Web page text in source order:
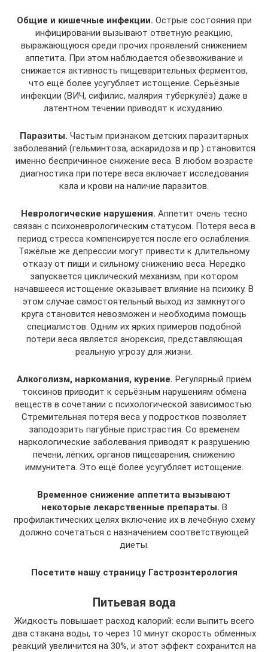
Общие и кишечные инфекции. Острые состояния при
инфицировании вызывают ответную реакцию,
выражающуюся среди прочих проявлений снижением
аппетита. При этом наблюдается обезвоживание и
снижается активность пищеварительных ферментов,
что ещё более усугубляет истощение. Серьёзные
инфекции (ВИЧ, сифилис, малярия туберкулёз) даже в
латентном течении приводят к исхуданию.
Паразиты. Частым признаком детских паразитарных
заболеваний (гельминтоза, аскаридоза и пр.) становится
именно беспричинное снижение веса. В любом возрасте
диагностика при потере веса включает исследования
кала и крови на наличие паразитов.
Неврологические нарушения. Аппетит очень тесно
связан с психоневрологическим статусом. Потеря веса в
период стресса компенсируется после его ослабления.
Тяжёлые же депрессии могут привести к длительному
отказу от пищи и сильному снижению веса. Нередко
запускается циклический механизм, при котором
начавшееся истощение оказывает влияние на психику. В
этом случае самостоятельный выход из замкнутого
круга становится невозможен и необходима помощь
специалистов. Одним их ярких примеров подобной
потери веса является анорексия, представляющая
реальную угрозу для жизни.
Алкоголизм, наркомания, курение. Регулярный приём
токсинов приводит к серьёзным нарушениям обмена
веществ в сочетании с психологической зависимостью.
Стремительная потеря веса у подростков позволяет
заподозрить пагубные пристрастия. Со временем
наркологические заболевания приводят к разрушению
печени, лёгких, органов пищеварения, снижению
иммунитета. Это ещё более усугубляет истощение.
Временное снижение аппетита вызывают
некоторые лекарственные препараты. В
профилактических целях включение их в лечебную схему
должно сочетаться с назначением соответствующей
диеты.
Посетите нашу страницу Гастроэнтерология
Питьевая вода
Жидкость повышает расход калорий: если выпить всего
два стакана воды, то через 10 минут скорость обменных
реакций увеличится на 30%, и этот эффект сохранится на